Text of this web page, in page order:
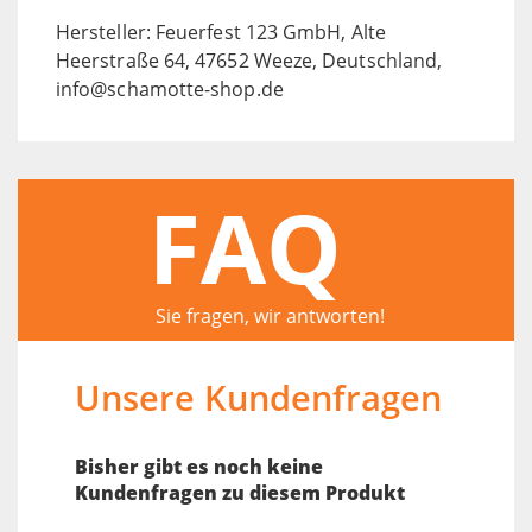
Hersteller: Feuerfest 123 GmbH, Alte
Heerstraße 64, 47652 Weeze, Deutschland,
info@schamotte-shop.de
FAQ
Sie fragen, wir antworten!
Unsere Kundenfragen
Bisher gibt es noch keine
Kundenfragen zu diesem Produkt